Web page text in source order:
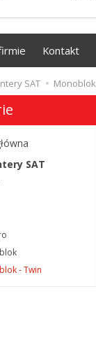
Kontakt
SAT
SAT
- Twin